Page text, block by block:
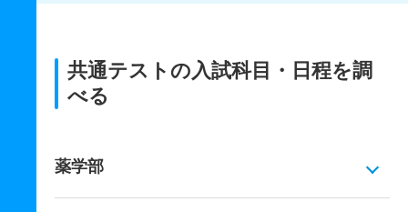
共通テストの入試科目・日程を調
べる
薬学部